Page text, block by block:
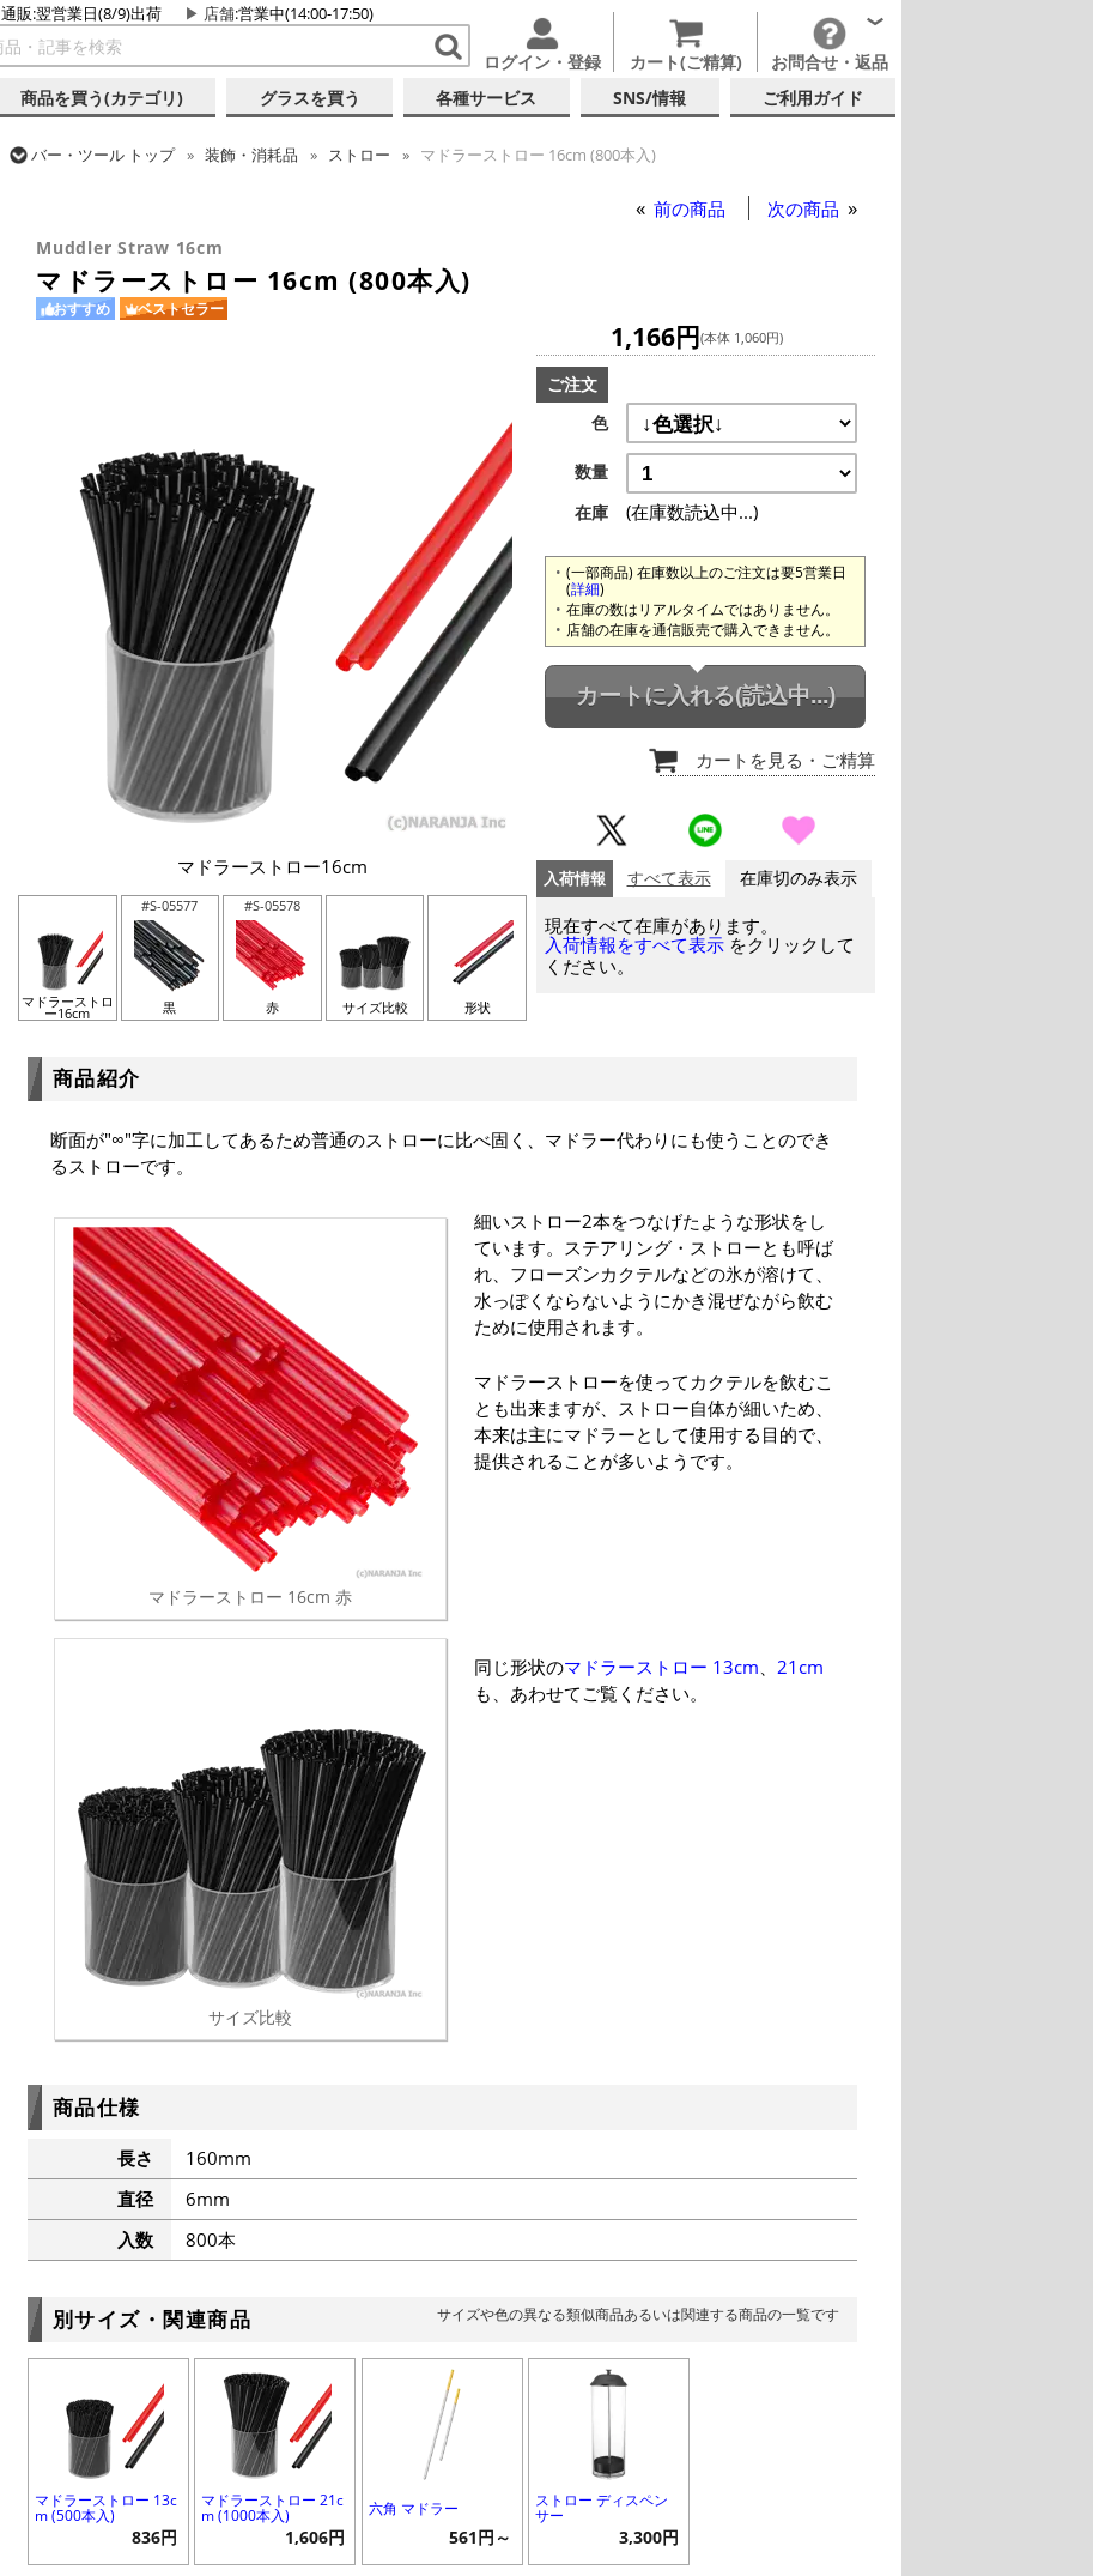
通販:翌営業日(8/9)出荷 店舗:営業中(14:00-17:50)
ログイン・登録 カート(ご精算) お問合せ・返品
商品を買う(カテゴリ) グラスを買う 各種サービス SNS/情報 ご利用ガイド
バー・ツール トップ 装飾・消耗品 ストロー
マドラーストロー 16cm (800本入)
前の商品 次の商品
Muddler Straw 16cm
マドラーストロー 16cm (800本入)
おすすめ ベストセラー
マドラーストロー16cm
マドラーストロ
ー16cm
#S-05577
黒
#S-05578
赤 サイズ比較 形状
1,166円(本体 1,060円)
ご注文
色
数量
在庫
(在庫数読込中...)
(一部商品) 在庫数以上のご注文は要5営業日
(詳細)
在庫の数はリアルタイムではありません。
店舗の在庫を通信販売で購入できません。
カートに入れる(読込中...)
カートを見る ・ご精算
入荷情報 すべて表示 在庫切のみ表示
現在すべて在庫があります。
入荷情報をすべて表示 をクリックして
ください。
商品紹介
断面が"∞"字に加工してあるため普通のストローに比べ固く、マドラー代わりにも使うことのでき
るストローです。
マドラーストロー 16cm 赤
細いストロー2本をつなげたような形状をし
ています。ステアリング・ストローとも呼ば
れ、フローズンカクテルなどの氷が溶けて、
水っぽくならないようにかき混ぜながら飲む
ために使用されます。
マドラーストローを使ってカクテルを飲むこ
とも出来ますが、ストロー自体が細いため、
本来は主にマドラーとして使用する目的で、
提供されることが多いようです。
サイズ比較
同じ形状のマドラーストロー 13cm、 21cm
も、あわせてご覧ください。
商品仕様
長さ
160mm
直径
6mm
入数
800本
別サイズ・関連商品 サイズや色の異なる類似商品あるいは関連する商品の一覧です
マドラーストロー 13c
m (500本入)
836円
マドラーストロー 21c
m (1000本入)
1,606円
六角 マドラー
561円～
ストロー ディスペン
サー
3,300円